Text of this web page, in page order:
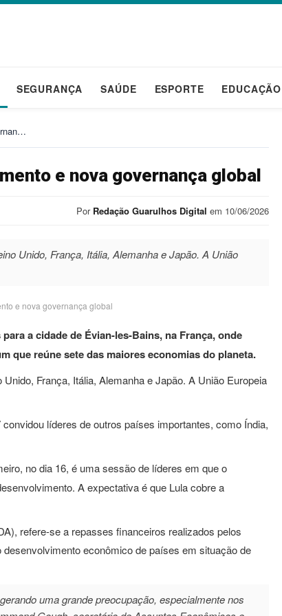
SEGURANÇA SAÚDE ESPORTE EDUCAÇÃO
e nova governança global
Por Redação Guarulhos Digital em 10/06/2026
Unido, França, Itália, Alemanha e Japão. A União
e nova governança global
a cidade de Évian-les-Bains, na França, onde
que reúne sete das maiores economias do planeta.
França, Itália, Alemanha e Japão. A União Europeia
líderes de outros países importantes, como Índia,
no dia 16, é uma sessão de líderes em que o
A expectativa é que Lula cobre a
refere-se a repasses financeiros realizados pelos
econômico de países em situação de
uma grande preocupação, especialmente nos